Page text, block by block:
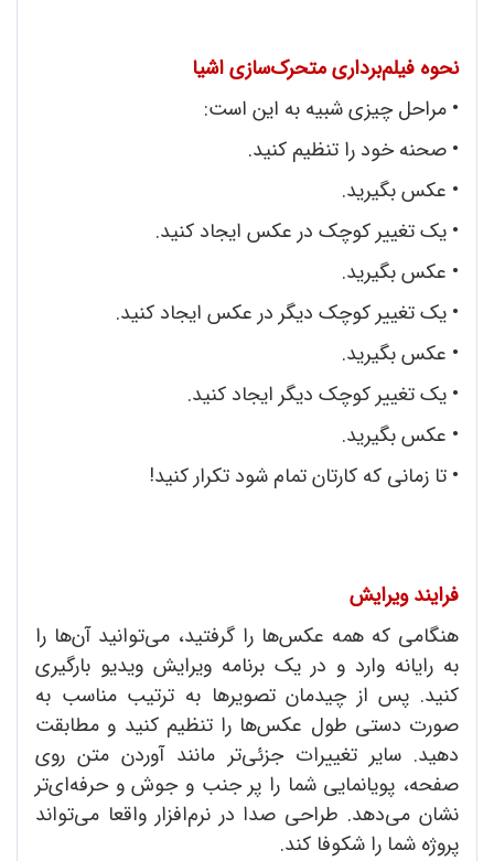
نحوه فیلم‌برداری متحرک‌سازی اشیا
• مراحل چیزی شبیه به این است:
• صحنه خود را تنظیم کنید.
• عکس بگیرید.
• یک تغییر کوچک در عکس ایجاد کنید.
• عکس بگیرید.
• یک تغییر کوچک دیگر در عکس ایجاد کنید.
• عکس بگیرید.
• یک تغییر کوچک دیگر ایجاد کنید.
• عکس بگیرید.
• تا زمانی که کارتان تمام شود تکرار کنید!
فرایند ویرایش
هنگامی که همه عکس‌ها را گرفتید، می‌توانید آن‌ها را
به رایانه وارد و در یک برنامه ویرایش ویدیو بارگیری
کنید‌. پس از چیدمان تصویرها به ترتیب مناسب به
صورت دستی طول عکس‌ها را تنظیم کنید و مطابقت
دهید. سایر تغییرات جزئی‌تر مانند آوردن متن روی
صفحه، پویانمایی شما را پر جنب و جوش و حرفه‌ای‌تر
نشان می‌دهد. طراحی صدا در نرم‌افزار واقعا می‌تواند
پروژه شما را شکوفا کند.